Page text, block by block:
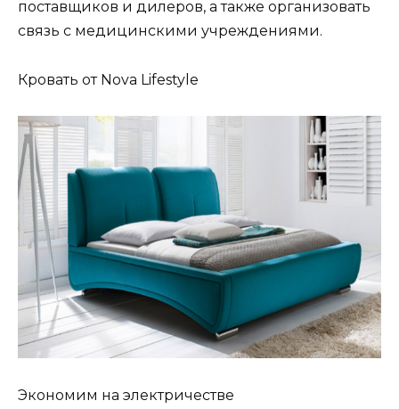
поставщиков и дилеров, а также организовать
связь с медицинскими учреждениями.
Кровать от Nova Lifestyle
Экономим на электричестве